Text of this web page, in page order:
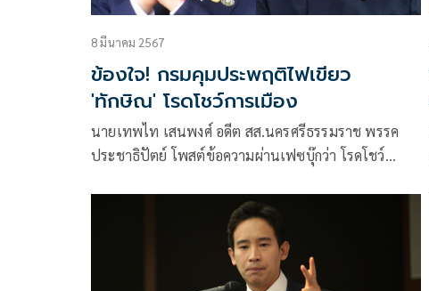
8 มีนาคม 2567
ข้องใจ! กรมคุมประพฤติไฟเขียว
'ทักษิณ' โรดโชว์การเมือง
นายเทพไท เสนพงศ์ อดีต สส.นครศรีธรรมราช พรรค
ประชาธิปัตย์ โพสต์ข้อความผ่านเฟซบุ๊กว่า โรดโชว์
มาตรฐานตลอดการเป็นนักโทษ